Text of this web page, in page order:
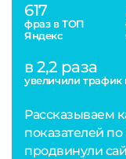
617
фраз в ТОП
Яндекс
в 2,2 раза
увеличили трафик
Рассказываем
показателей
продвинули